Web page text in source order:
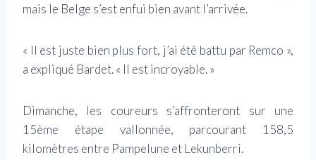
mais le Belge s’est enfui bien avant l’arrivée.
« Il est juste bien plus fort, j’ai été battu par Remco »,
a expliqué Bardet. « Il est incroyable. »
Dimanche, les coureurs s’affronteront sur une
15ème étape vallonnée, parcourant 158,5
kilomètres entre Pampelune et Lekunberri.